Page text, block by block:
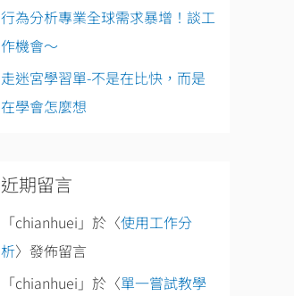
行為分析專業全球需求暴增！談工
作機會～
走迷宮學習單-不是在比快，而是
在學會怎麼想
近期留言
「chianhuei 」於〈使用工作分
析〉發佈留言
「chianhuei 」於〈單一嘗試教學